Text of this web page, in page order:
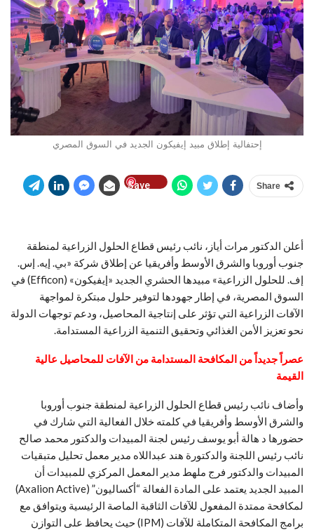
إحتفالية إطلاق مبيد إيفيكون الجديد في السوق المصري
Share
Save
أعلن الدكتور مرات أياز، نائب رئيس قطاع الحلول الزراعية لمنطقة
جنوب أوروبا والشرق الأوسط وأفريقيا عن إطلاق شركة «بي. إيه. إس.
إف. للحلول الزراعية» مبيدها الحشري الجديد «إيفيكون» (Efficon) في
السوق المصرية، في إطار جهودها لتوفير حلول مبتكرة لمواجهة
الآفات الزراعية التي تؤثر على إنتاجية المحاصيل، ودعم توجهات الدولة
نحو تعزيز الأمن الغذائي وتحقيق التنمية الزراعية المستدامة.
عصراً جديداً من المكافحة المستدامة من الآفات للمحاصيل عالية
القيمة
وأضاف نائب رئيس قطاع الحلول الزراعية لمنطقة جنوب أوروبا
والشرق الأوسط وأفريقيا في كلمته خلال الفعالية التي شارك في
حضورها د هالة أبو يوسف رئيس لجنة المبيدات والدكتور محمد صالح
نائب رئيس اللجنة والدكتورة هند عبداللاه مدير معمل تحليل متبقيات
المبيدات والدكتور فرج ملهط مدير المعمل المركزي للمبيدات أن
المبيد الجديد يعتمد على المادة الفعالة “أكساليون” (Axalion Active)
لمكافحة ممتدة المفعول للآفات الثاقبة الماصة الرئيسية ويتوافق مع
برامج المكافحة المتكاملة للآفات (IPM) حيث يحافظ على التوازن